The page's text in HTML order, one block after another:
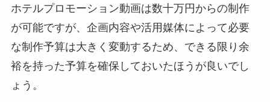
ホテルプロモーション動画は数十万円からの制作
が可能ですが、企画内容や活用媒体によって必要
な制作予算は大きく変動するため、できる限り余
裕を持った予算を確保しておいたほうが良いでし
ょう。